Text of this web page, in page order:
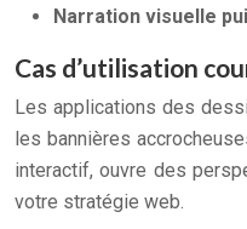
Narration visuelle
Cas d’utilisation
Les applications des
les bannières
interactif, ouvre des
votre stratégie web.